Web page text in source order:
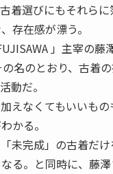
着選びにもそれら
存在感が漂う。
」主宰の藤
名のとおり、古着
動だ。
えなくてもいいも
かる。
未完成」の古着だ
る。と同時に、藤